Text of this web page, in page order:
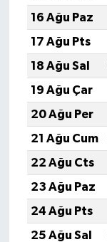
16 Ağu Paz
17 Ağu Pts
18 Ağu Sal
19 Ağu Çar
20 Ağu Per
21 Ağu Cum
22 Ağu Cts
23 Ağu Paz
24 Ağu Pts
25 Ağu Sal